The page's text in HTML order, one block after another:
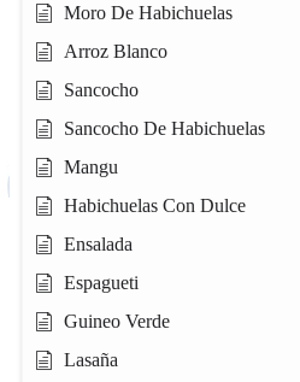
Moro De Habichuelas
Arroz Blanco
Sancocho
Sancocho De Habichuelas
Mangu
Habichuelas Con Dulce
Ensalada
Espagueti
Guineo Verde
Lasaña